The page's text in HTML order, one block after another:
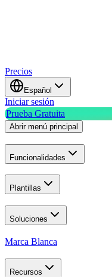
Precios
Español
Iniciar sesión
Prueba Gratuita
Abrir menú principal
Funcionalidades
Plantillas
Soluciones
Marca Blanca
Recursos